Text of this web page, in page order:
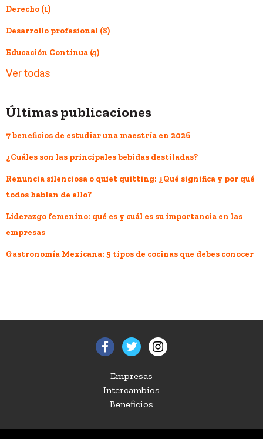
Derecho (1)
Desarrollo profesional (8)
Educación Continua (4)
Ver todas
Últimas publicaciones
7 beneficios de estudiar una maestría en 2026
¿Cuáles son las principales bebidas destiladas?
Renuncia silenciosa o quiet quitting: ¿Qué significa y por qué
todos hablan de ello?
Liderazgo femenino: qué es y cuál es su importancia en las
empresas
Gastronomía Mexicana: 5 tipos de cocinas que debes conocer
Empresas
Intercambios
Beneficios